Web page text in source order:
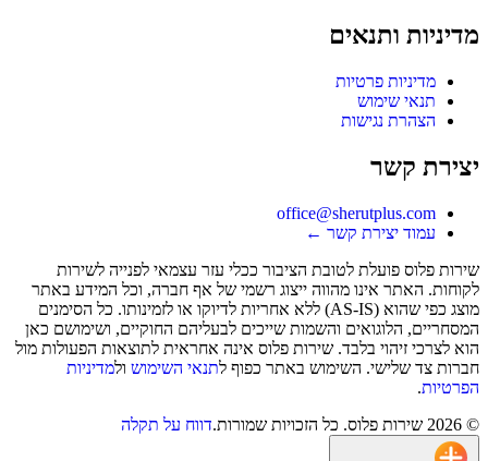
מדיניות ותנאים
מדיניות פרטיות
תנאי שימוש
הצהרת נגישות
יצירת קשר
office@sherutplus.com
עמוד יצירת קשר ←
שירות פלוס פועלת לטובת הציבור ככלי עזר עצמאי לפנייה לשירות
לקוחות. האתר אינו מהווה ייצוג רשמי של אף חברה, וכל המידע באתר
מוצג כפי שהוא (AS-IS) ללא אחריות לדיוקו או לזמינותו. כל הסימנים
המסחריים, הלוגואים והשמות שייכים לבעליהם החוקיים, ושימושם כאן
הוא לצרכי זיהוי בלבד. שירות פלוס אינה אחראית לתוצאות הפעולות מול
חברות צד שלישי. השימוש באתר כפוף לתנאי השימוש ולמדיניות
הפרטיות.
©
2026 שירות פלוס. כל הזכויות שמורות.דווח על תקלה